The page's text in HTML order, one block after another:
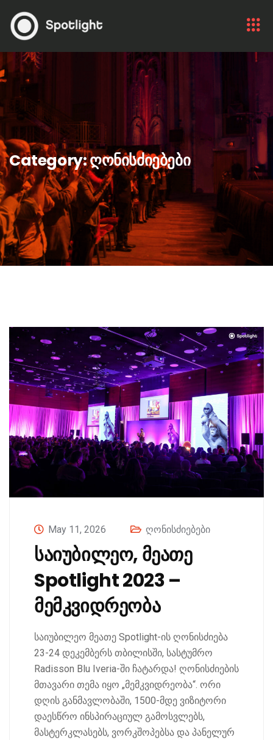
Category:ღონისძიებები
May 11, 2026 ღონისძიებები
საიუბილეო, მეათე
Spotlight 2023 –
მემკვიდრეობა
საიუბილეო მეათე Spotlight-ის ღონისძიება
23-24 დეკემბერს თბილისში, სასტუმრო
Radisson Blu Iveria-ში ჩატარდა! ღონისძიების
მთავარი თემა იყო „მემკვიდრეობა“. ორი
დღის განმავლობაში, 1500-მდე ვიზიტორი
დაესწრო ინსპირაციულ გამოსვლებს,
მასტერკლასებს, ვორკშოპებსა და პანელურ